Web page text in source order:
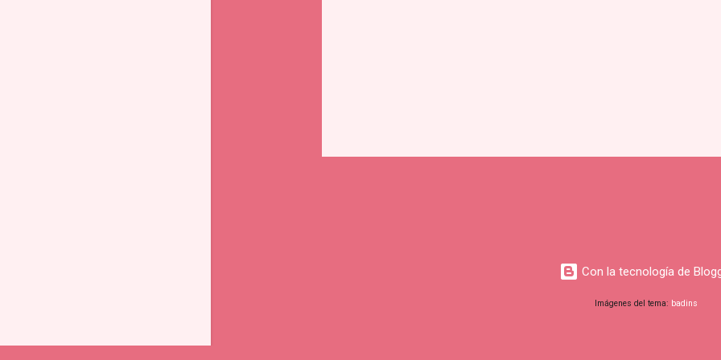
Con la tecnología de
Imágenes del tema: badins